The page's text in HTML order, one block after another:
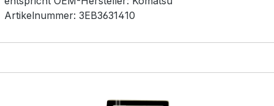
Artikelnummer: 3EB3631410